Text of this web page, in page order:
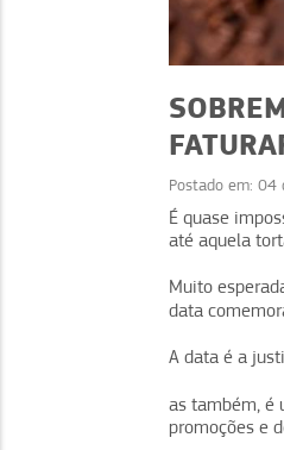
Postado em: 04
É quase
até aquela
Muito
data
A data é a
as também, é
promoções e
Verão: receitas
vender bem